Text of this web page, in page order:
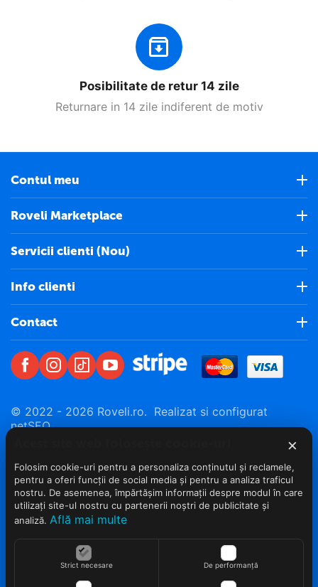
Posibilitate de retur 14 zile
Returnare in 14 zile indiferent de motiv
Contul meu
Roveli Marketplace
Servicii clienti (Nou)
Info clienti
Contact
© 2022 - 2026 Roveli.ro. Realizat si configurat
netSEO
×
Folosim cookie-uri pentru a personaliza conținutul și reclamele,
pentru a oferi funcții de social media și pentru a analiza traficul
nostru. De asemenea, împărtășim informații despre modul în care
utilizați site-ul nostru cu partenerii noștri de publicitate și
analiză. Află mai multe
Strict necesare De performanță